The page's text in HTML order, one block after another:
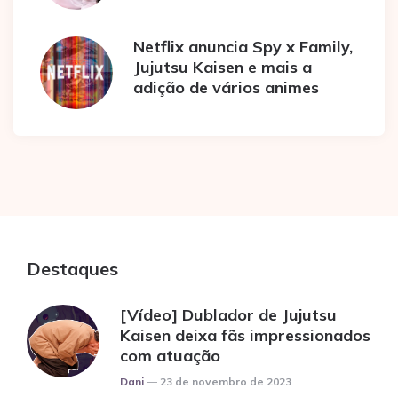
Netflix anuncia Spy x Family,
Jujutsu Kaisen e mais a
adição de vários animes
Destaques
[Vídeo] Dublador de Jujutsu
Kaisen deixa fãs impressionados
com atuação
Posted
Dani 23 de novembro de 2023